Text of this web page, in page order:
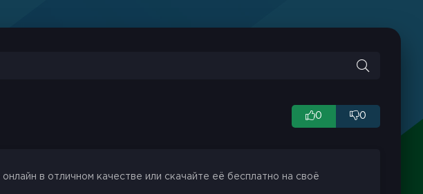
0 0
онлайн в отличном качестве или скачайте её бесплатно на своё